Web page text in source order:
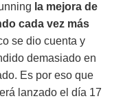
la mejora de
cada vez más
se dio cuenta y
demasiado en
Es por eso que
lanzado el día 17